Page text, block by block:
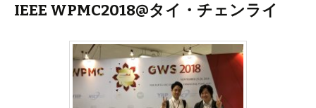
ツ
ス
キ
プ
IEEE WPMC2018@タイ・チェンライ